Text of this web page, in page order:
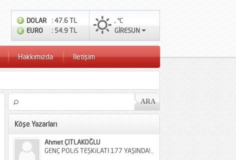
DOLAR
: 47.6 TL
EURO
: 54.9 TL
, °C
GİRESUN
Hakkımızda İletişim
Köşe Yazarları
Ahmet ÇITLAKOĞLU
GENÇ POLiS TEŞKiLATI 177 YAŞINDA!..